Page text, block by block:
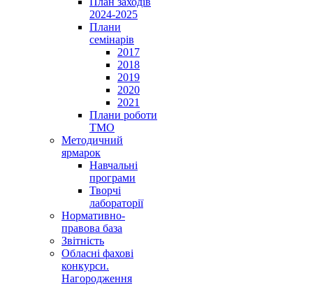
2024-2025
Плани
семінарів
2017
2018
2019
2020
2021
Плани роботи
ТМО
Методичний
ярмарок
Навчальні
програми
Творчі
лабораторії
Нормативно-
правова база
Звітність
Обласні фахові
конкурси.
Нагородження